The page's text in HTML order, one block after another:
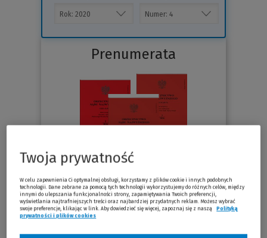
Prenumerata
Sprawdź
Twoja prywatność
W celu zapewnienia Ci optymalnej obsługi, korzystamy z plików cookie i innych podobnych
technologii. Dane zebrane za pomocą tych technologii wykorzystujemy do różnych celów, między
innymi do ulepszania funkcjonalności strony, zapamiętywania Twoich preferencji,
wyświetlania najtrafniejszych treści oraz najbardziej przydatnych reklam. Możesz wybrać
swoje preferencje, klikając w link. Aby dowiedzieć się więcej, zapoznaj się z naszą
Polityką
prywatności i plików cookies